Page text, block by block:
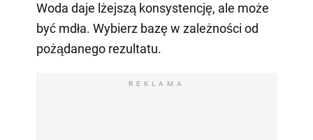
Woda daje lżejszą konsystencję, ale może
być mdła. Wybierz bazę w zależności od
pożądanego rezultatu.
REKLAMA